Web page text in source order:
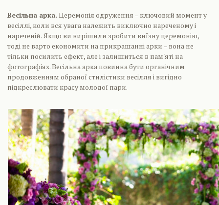
Весільна арка. Церемонія одруження – ключовий момент у
весіллі, коли вся увага належить виключно нареченому і
нареченій. Якщо ви вирішили зробити виїзну церемонію,
тоді не варто економити на прикрашанні арки – вона не
тільки посилить ефект, але і залишиться в пам'яті на
фотографіях. Весільна арка повинна бути органічним
продовженням обраної стилістики весілля і вигідно
підкреслювати красу молодої пари.